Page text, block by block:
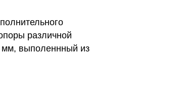
различной
мм, выполеннный из